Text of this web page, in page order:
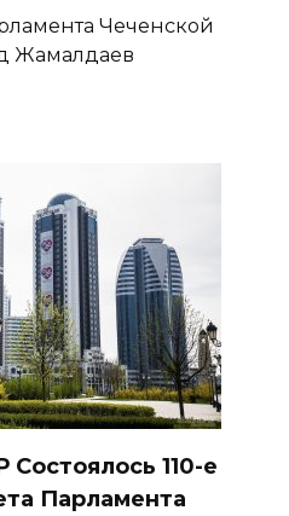
Чеченской
Жамалдаев
110-е
Парламента